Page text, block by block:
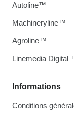
Informations
Conditions
Autoline™
Machineryline™
Agroline™
Linemedia Digital